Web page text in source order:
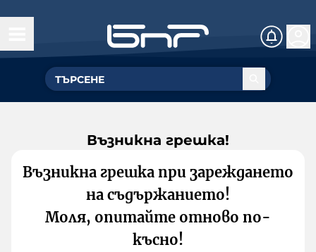
Възникна грешка!
Възникна грешка при зареждането
на съдържанието!
Моля, опитайте отново по-
късно!